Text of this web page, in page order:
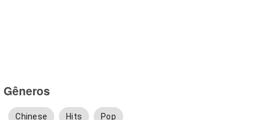
Gêneros
Chinese Hits Pop